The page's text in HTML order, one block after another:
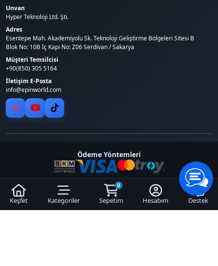
Keşfet Kategoriler
0
Sepetim Hesabım Destek
Unvan
Hyper Teknoloji Ltd. Şti.
Adres
Esentepe Mah. Akademiyolu Sk. Teknoloji Geliştirme Bölgeleri Sitesi B
Blok No: 10B İç Kapı No: Z06 Serdivan / Sakarya
Müşteri Temsilcisi
+90(850) 305 5164
İletişim E-Posta
info@epinworld.com
Ödeme Yöntemleri
© 2026
. Tüm Hakları
Saklıdır.
BirHyper Teknoloji Ltd. Şti.
İştirakidir.